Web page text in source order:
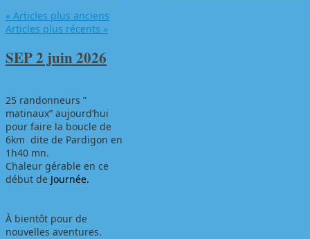
« Articles plus anciens
Articles plus récents »
SEP 2 juin 2026
25 randonneurs ”
matinaux” aujourd’hui
pour faire la boucle de
6km dite de Pardigon en
1h40 mn.
Chaleur gérable en ce
début de Journée.
À bientôt pour de
nouvelles aventures.